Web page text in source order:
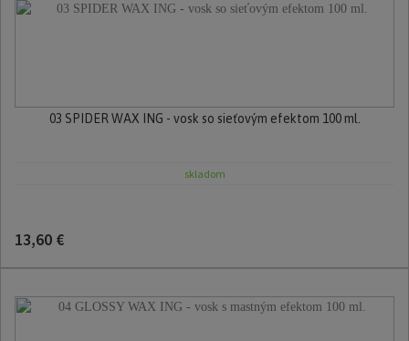
03 SPIDER WAX ING - vosk so sieťovým efektom 100 ml.
skladom
13,60 €